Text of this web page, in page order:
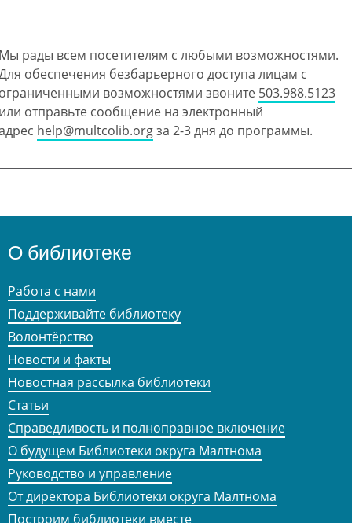
рады всем посетителям с любыми возможностями.
обеспечения безбарьерного доступа лицам с
возможностями звоните 503.988.5123
отправьте сообщение на электронный
help@multcolib.orgза 2-3 дня до программы.
О библиотеке
Работа с нами
Поддерживайте библиотеку
Волонтёрство
Новости и факты
Новостная рассылка библиотеки
Статьи
Справедливость и полноправное включение
О будущем Библиотеки округа Малтнома
Руководство и управление
От директора Библиотеки округа Малтнома
Построим библиотеки вместе